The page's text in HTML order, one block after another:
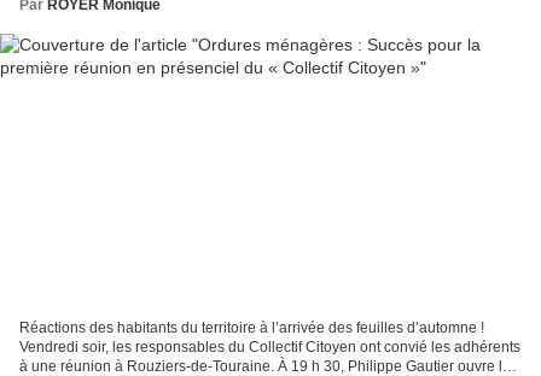
Par ROYER Monique
Réactions des habitants du territoire à l’arrivée des feuilles d’automne !
Vendredi soir, les responsables du Collectif Citoyen ont convié les adhérents
à une réunion à Rouziers-de-Touraine. À 19 h 30, Philippe Gautier ouvre la